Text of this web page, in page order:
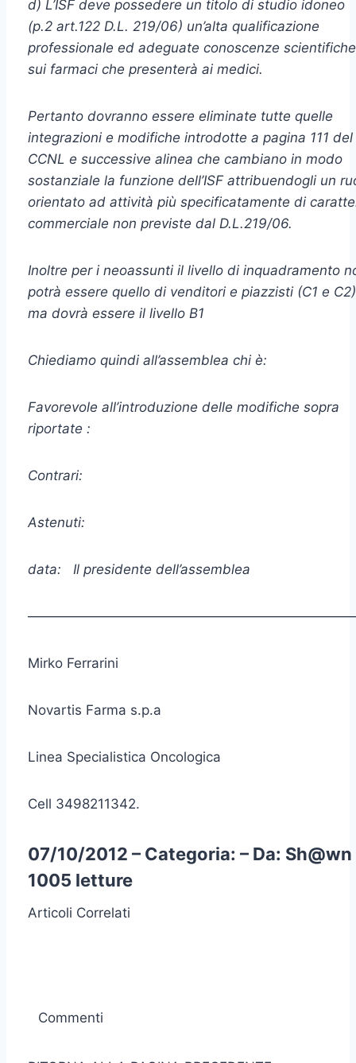
d) L’ISF deve possedere un titolo di studio idoneo
(p.2 art.122 D.L. 219/06) un’alta qualificazione
professionale ed adeguate conoscenze scientifiche
sui farmaci che presenterà ai medici.
Pertanto dovranno essere eliminate tutte quelle
integrazioni e modifiche introdotte a pagina 111 del
CCNL e successive alinea che cambiano in modo
sostanziale la funzione dell’ISF attribuendogli un
orientato ad attività più specificatamente di
commerciale non previste dal D.L.219/06.
Inoltre per i neoassunti il livello di inquadramento
potrà essere quello di venditori e piazzisti (C1 e C2)
ma dovrà essere il livello B1
Chiediamo quindi all’assemblea chi è:
Favorevole all’introduzione delle modifiche sopra
riportate :
Contrari:
Astenuti:
data: ​​​​​​​ Il presidente dell’assemblea
Mirko Ferrarini
Novartis Farma s.p.a
Linea Specialistica Oncologica
Cell 3498211342.
07/10/2012 – Categoria: – Da: Sh@wn
1005 letture
Articoli Correlati
Commenti